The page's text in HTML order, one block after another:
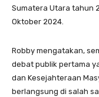
Sumatera Utara tahun
Oktober 2024.
Robby mengatakan,
debat publik pertama
dan Kesejahteraan
berlangsung di salah